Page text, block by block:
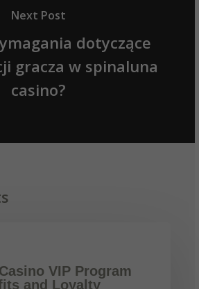
Next Post
dotyczące
gracza w spinaluna
casino?
VIP Program
and Loyalty